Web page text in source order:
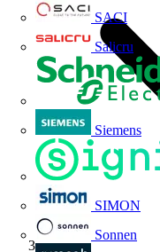
SACI
Salicru
Siemens
SIMON
Sonnen